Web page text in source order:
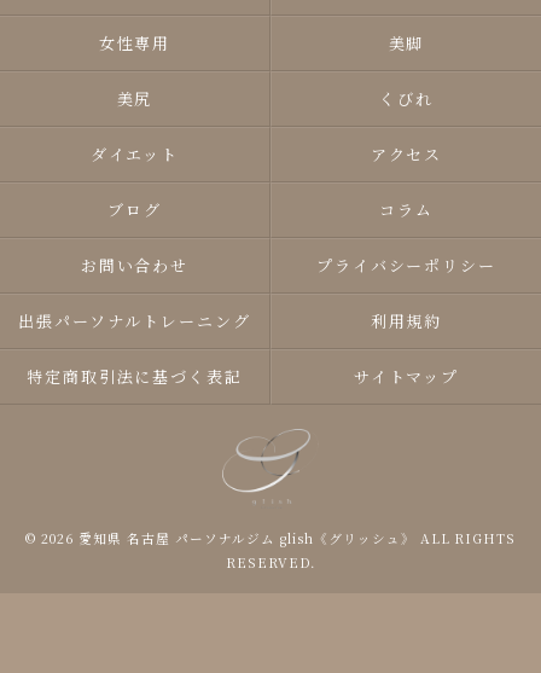
女性専用 美脚
美尻 くびれ
ダイエット アクセス
ブログ コラム
お問い合わせ プライバシーポリシー
出張パーソナルトレーニング 利用規約
特定商取引法に基づく表記 サイトマップ
© 2026 愛知県 名古屋 パーソナルジム glish《グリッシュ》 ALL RIGHTS
RESERVED.